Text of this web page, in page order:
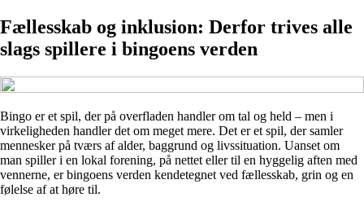
Fællesskab og inklusion: Derfor trives alle
slags spillere i bingoens verden
Bingo er et spil, der på overfladen handler om tal og held – men i
virkeligheden handler det om meget mere. Det er et spil, der samler
mennesker på tværs af alder, baggrund og livssituation. Uanset om
man spiller i en lokal forening, på nettet eller til en hyggelig aften med
vennerne, er bingoens verden kendetegnet ved fællesskab, grin og en
følelse af at høre til.